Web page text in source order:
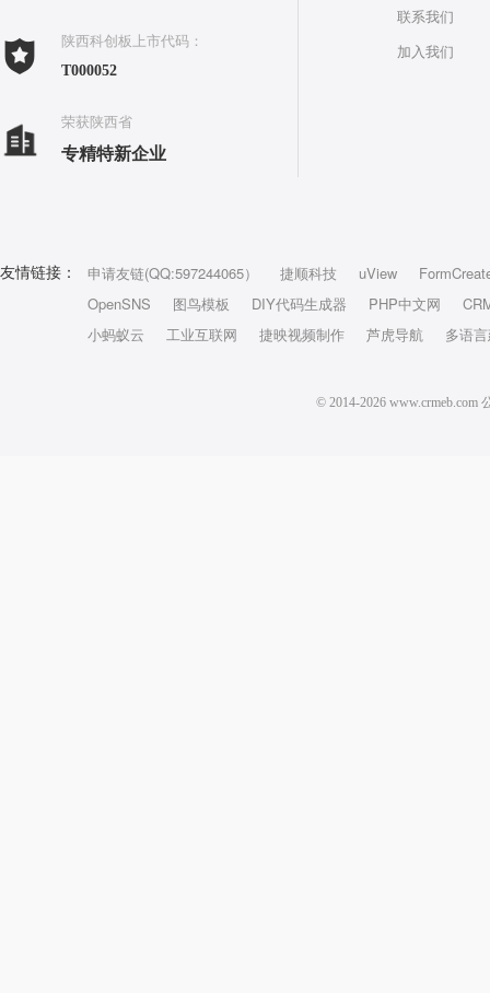
陕西科创板上市代码：
T000052
荣获陕西省
专精特新企业
联系我们
加入我们
友情链接： 申请友链(QQ:597244065） 捷顺科技 uView
OpenSNS
图鸟模板 DIY代码生成器 PHP中文网
小蚂蚁云
工业互联网 捷映视频制作 芦虎导航 多语
© 2014-2026